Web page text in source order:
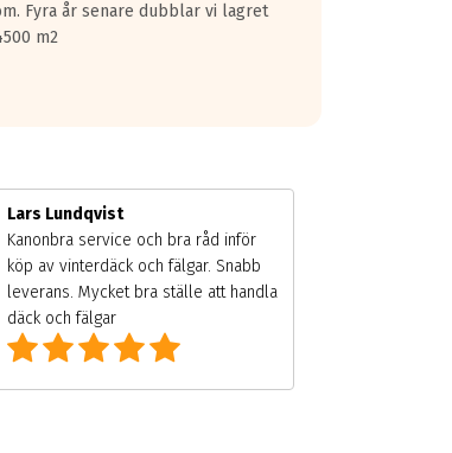
Fyra år senare dubblar vi lagret
m2
Lars Lundqvist
Kanonbra service och bra råd inför
köp av vinterdäck och fälgar. Snabb
leverans. Mycket bra ställe att handla
däck och fälgar